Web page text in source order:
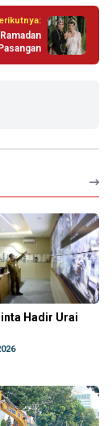
Hadir Urai